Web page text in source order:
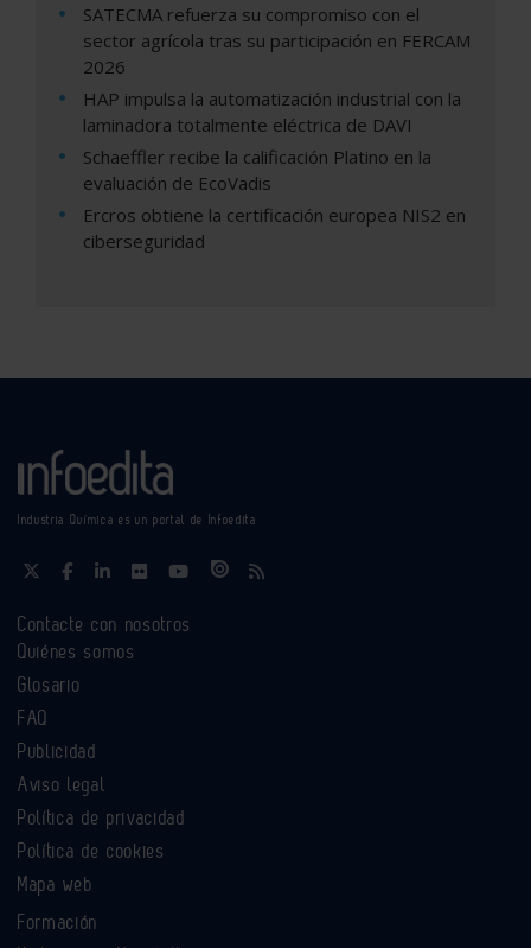
SATECMA refuerza su compromiso con el
sector agrícola tras su participación en FERCAM
2026
HAP impulsa la automatización industrial con la
laminadora totalmente eléctrica de DAVI
Schaeffler recibe la calificación Platino en la
evaluación de EcoVadis
Ercros obtiene la certificación europea NIS2 en
ciberseguridad
Industria Química es un portal de Infoedita
Contacte con nosotros
Quiénes somos
Glosario
FAQ
Publicidad
Aviso legal
Política de privacidad
Política de cookies
Mapa web
Formación